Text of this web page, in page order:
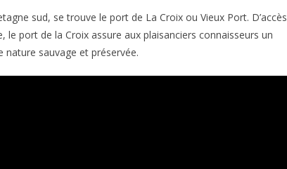
sud, se trouve le port de La Croix ou Vieux Port. D’accès
le port de la Croix assure aux plaisanciers connaisseurs un
sauvage et préservée.